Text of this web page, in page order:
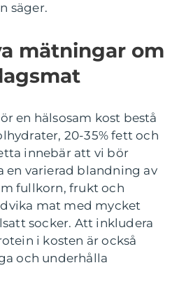
säger.
mätningar om
en hälsosam kost bestå
20-35% fett och
innebär att vi bör
en varierad blandning av
fullkorn, frukt och
mat med mycket
socker. Att inkludera
i kosten är också
och underhålla